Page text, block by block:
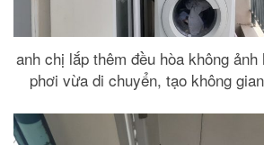
anh chị lắp thêm đều hòa không
phơi vừa di chuyển, tạo không